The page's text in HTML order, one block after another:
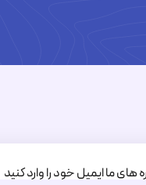
های ما ایمیل خود را وارد کنید